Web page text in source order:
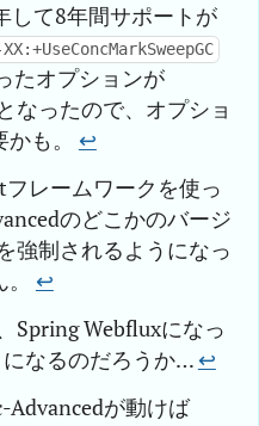
して8年間サポートが
たオプションが
となったので、オプショ
も。 ↩︎
レームワークを使っ
のどこかのバージ
強制されるようになっ
↩︎
Spring Webfluxになっ
なるのだろうか…↩︎
が動けば